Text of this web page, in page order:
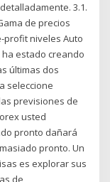
3.1.
de precios
profit niveles Auto
estado creando
últimas dos
seleccione
previsiones de
usted
pronto dañará
pronto. Un
es explorar sus